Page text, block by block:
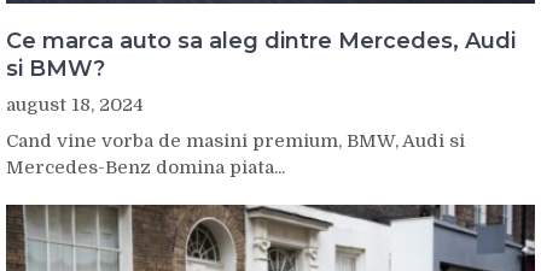
Ce marca auto sa aleg dintre Mercedes, Audi
si BMW?
august 18, 2024
Cand vine vorba de masini premium, BMW, Audi si
Mercedes-Benz domina piata...